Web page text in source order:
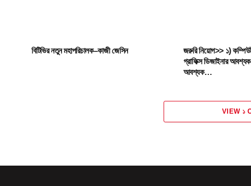
বিটিভির নতুন মহাপরিচালক–কাজী জেসিন
জরুরি নিয়োগ>> ১)
গ্রাফিক্স ডিজাইনার
আবশ্যক…
VIEW ১